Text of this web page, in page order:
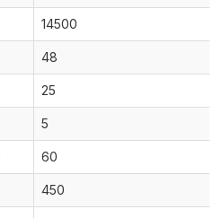
14500
48
25
5
60
450